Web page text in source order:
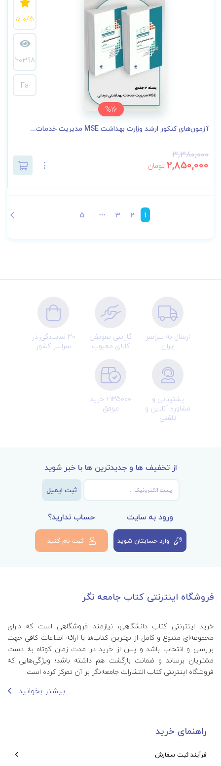
%16
5.0/5
20398
Fa
آزمون‌های کنکور ارشد وزارت بهداشت MSE مدیریت خدمات...
3,380,000
2,850,000 تومان
1
2
3
5
ارسال به سراسر
ایران
گارانتی تعویض
کالای معیوب
30 نمایندگی در
سراسر کشور
پشتیبانی و
مشاوره آنلاین و
تلفنی
135000+ خرید
موفق
از تخفیف ها و جدیدترین ها با خبر شوید
ثبت ایمیل
ورود به سایت
وارد حسابتان شوید
حساب ندارید؟
ثبت نام کنید
فروشگاه اینترنتی کتاب جامعه نگر
خرید اینترنتی کتاب‌ دانشگاهی، نیازمند فروشگاهی است که دارای
مجموعه‌ای متنوع و کامل از بهترین کتاب‌ها با ارائه اطلاعات کافی جهت
بررسی و انتخاب باشد و پس از خرید در مدت زمان کوتاه به دست
مشتریان برساند و ضمانت بازگشت هم داشته باشد؛ ویژگی‌هایی که
فروشگاه اینترنتی کتاب انتشارات جامعه‌نگر بر آن تمرکز کرده است.
بیشتر بخوانید
راهنمای خرید
فرآیند ثبت سفارش